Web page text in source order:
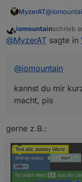
MyzerAT@
kannst du
pls
Offline
iomountainschrieb
zuletzt
@MyzerAT sagte in
@iomountain
kannst du mir
macht, pls
gerne z.B.: